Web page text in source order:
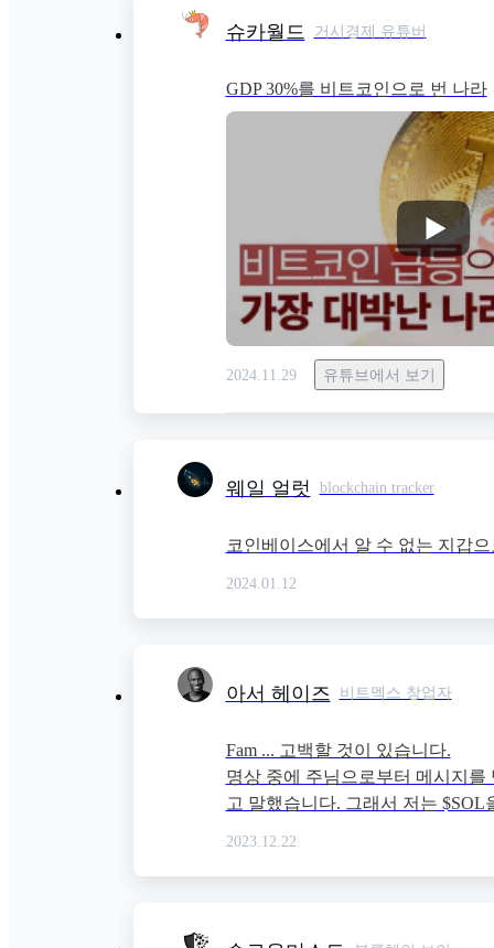
슈카월드 거시경제 유튜버
GDP 30%를 비트코인으로 번 나라
2024.11.29 유튜브에서 보기
웨일 얼럿 blockchain tracker
코인베이스에서 알 수 없는 지갑
2024.01.12
아서 헤이즈 비트멕스 창업자
Fam ... 고백할 것이 있습니다.
명상 중에 주님으로부터 메시지
고 말했습니다. 그래서 저는 $SOL
2023.12.22